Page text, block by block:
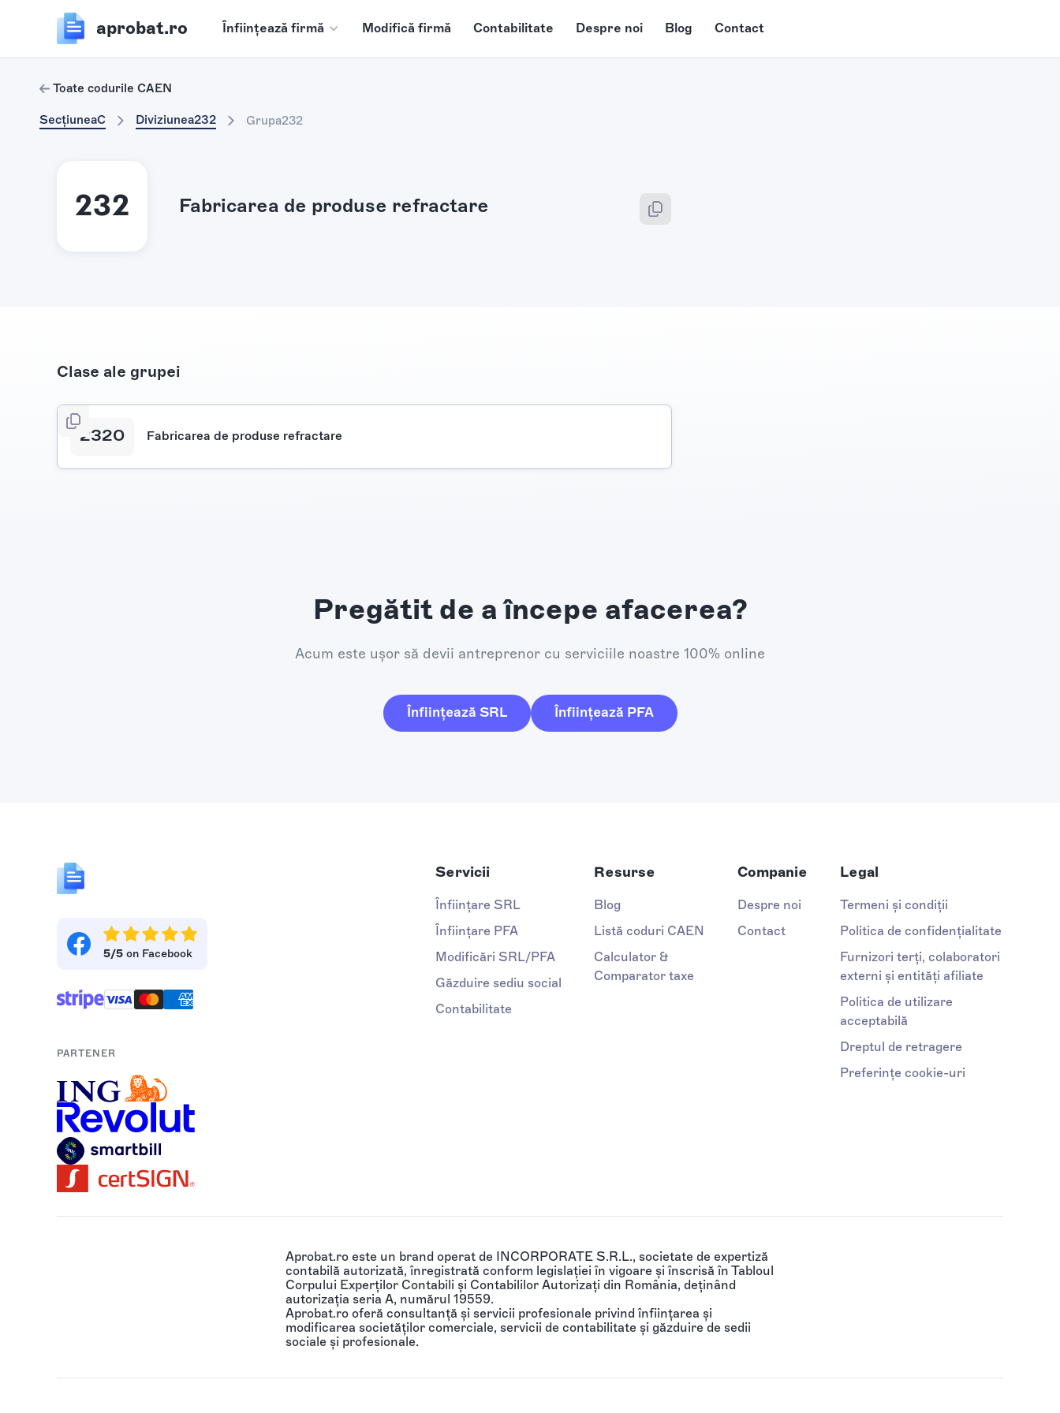
aprobat.ro Înființează firmă Modifică firmă Contabilitate Despre noi Blog Contact
Toate codurile CAEN
SecțiuneaC Diviziunea232 Grupa232
232 Fabricarea de produse refractare
Clase ale grupei
2320 Fabricarea de produse refractare
Pregătit de a începe afacerea?
Acum este ușor să devii antreprenor cu serviciile noastre 100% online
Înființează SRL Înființează PFA
5/5 on Facebook
PARTENER
Servicii
Înființare SRL
Înființare PFA
Modificări SRL/PFA
Găzduire sediu social
Contabilitate
Resurse
Blog
Listă coduri CAEN
Calculator &
Comparator taxe
Companie
Despre noi
Contact
Legal
Termeni și condiții
Politica de confidențialitate
Furnizori terți, colaboratori
externi și entități afiliate
Politica de utilizare
acceptabilă
Dreptul de retragere
Preferințe cookie-uri
Aprobat.ro este un brand operat de INCORPORATE S.R.L., societate de expertiză
contabilă autorizată, înregistrată conform legislației în vigoare și înscrisă în Tabloul
Corpului Experților Contabili și Contabililor Autorizați din România, deținând
autorizația seria A, numărul 19559.
Aprobat.ro oferă consultanță și servicii profesionale privind înființarea și
modificarea societăților comerciale, servicii de contabilitate și găzduire de sedii
sociale și profesionale.